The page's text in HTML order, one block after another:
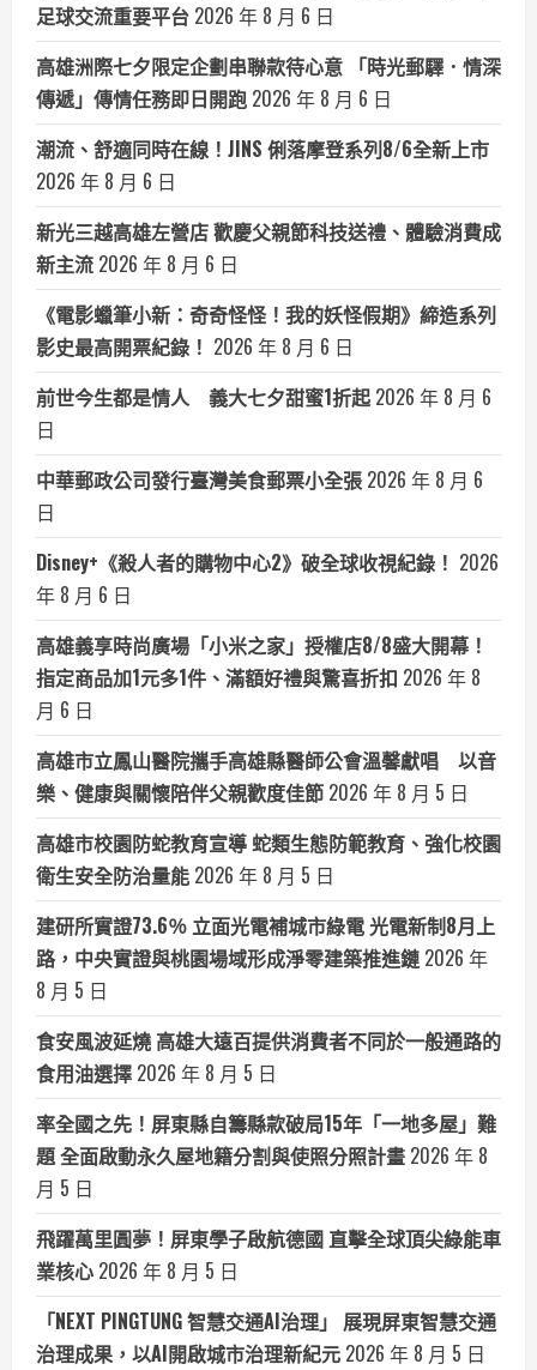
足球交流重要平台 2026 年 8 月 6 日
高雄洲際七夕限定企劃串聯款待心意 「時光郵驛．情深
傳遞」傳情任務即日開跑 2026 年 8 月 6 日
潮流、舒適同時在線！JINS 俐落摩登系列8/6全新上市
2026 年 8 月 6 日
新光三越高雄左營店 歡慶父親節科技送禮、體驗消費成
新主流 2026 年 8 月 6 日
《電影蠟筆小新：奇奇怪怪！我的妖怪假期》締造系列
影史最高開票紀錄！ 2026 年 8 月 6 日
前世今生都是情人 義大七夕甜蜜1折起 2026 年 8 月 6
日
中華郵政公司發行臺灣美食郵票小全張 2026 年 8 月 6
日
Disney+《殺人者的購物中心2》破全球收視紀錄！ 2026
年 8 月 6 日
高雄義享時尚廣場「小米之家」授權店8/8盛大開幕！
指定商品加1元多1件、滿額好禮與驚喜折扣 2026 年 8
月 6 日
高雄市立鳳山醫院攜手高雄縣醫師公會溫馨獻唱 以音
樂、健康與關懷陪伴父親歡度佳節 2026 年 8 月 5 日
高雄市校園防蛇教育宣導 蛇類生態防範教育、強化校園
衛生安全防治量能 2026 年 8 月 5 日
建研所實證73.6％ 立面光電補城市綠電 光電新制8月上
路，中央實證與桃園場域形成淨零建築推進鏈 2026 年
8 月 5 日
食安風波延燒 高雄大遠百提供消費者不同於一般通路的
食用油選擇 2026 年 8 月 5 日
率全國之先！屏東縣自籌縣款破局15年「一地多屋」難
題 全面啟動永久屋地籍分割與使照分照計畫 2026 年 8
月 5 日
飛躍萬里圓夢！屏東學子啟航德國 直擊全球頂尖綠能車
業核心 2026 年 8 月 5 日
「NEXT PINGTUNG 智慧交通AI治理」 展現屏東智慧交通
治理成果，以AI開啟城市治理新紀元 2026 年 8 月 5 日